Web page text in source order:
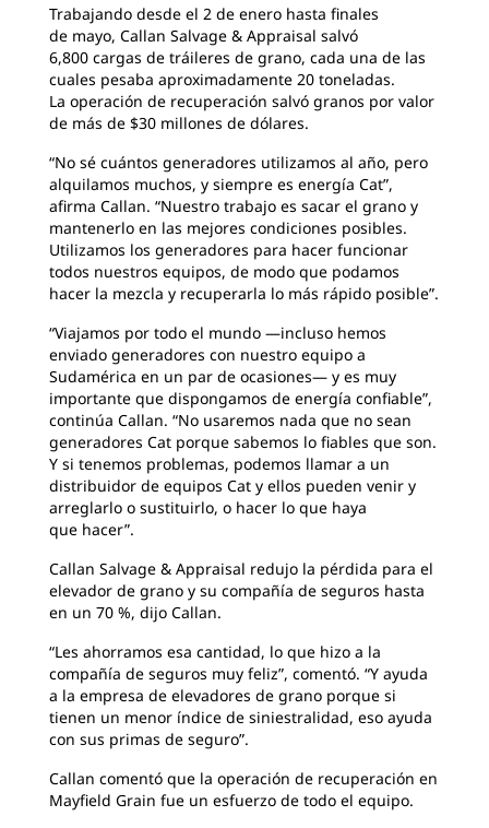
Trabajando desde el 2 de enero hasta finales
de mayo, Callan Salvage & Appraisal salvó
6,800 cargas de tráileres de grano, cada una de las
cuales pesaba aproximadamente 20 toneladas.
La operación de recuperación salvó granos por valor
de más de $30 millones de dólares.
“No sé cuántos generadores utilizamos al año, pero
alquilamos muchos, y siempre es energía Cat”,
afirma Callan. “Nuestro trabajo es sacar el grano y
mantenerlo en las mejores condiciones posibles.
Utilizamos los generadores para hacer funcionar
todos nuestros equipos, de modo que podamos
hacer la mezcla y recuperarla lo más rápido posible”.
“Viajamos por todo el mundo —incluso hemos
enviado generadores con nuestro equipo a
Sudamérica en un par de ocasiones— y es muy
importante que dispongamos de energía confiable”,
continúa Callan. “No usaremos nada que no sean
generadores Cat porque sabemos lo fiables que son.
Y si tenemos problemas, podemos llamar a un
distribuidor de equipos Cat y ellos pueden venir y
arreglarlo o sustituirlo, o hacer lo que haya
que hacer”.
Callan Salvage & Appraisal redujo la pérdida para el
elevador de grano y su compañía de seguros hasta
en un 70 %, dijo Callan.
“Les ahorramos esa cantidad, lo que hizo a la
compañía de seguros muy feliz”, comentó. “Y ayuda
a la empresa de elevadores de grano porque si
tienen un menor índice de siniestralidad, eso ayuda
con sus primas de seguro”.
Callan comentó que la operación de recuperación en
Mayfield Grain fue un esfuerzo de todo el equipo.